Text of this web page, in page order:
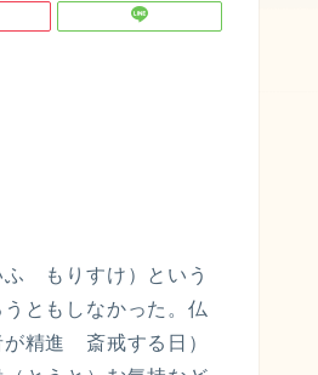
ふ もりすけ）という
ともしなかった。仏
精進 斎戒する日）